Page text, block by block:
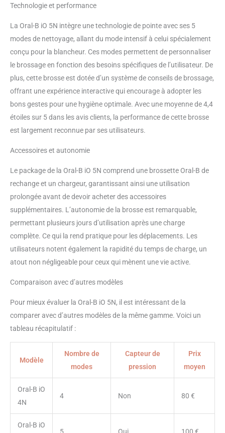
modes experts, incluant les
modes "Douceur" et "Extra-
Douceur" pour un soin sur-
mesure et un confort maximal
sur les zones les plus délicates
RECOMMANDÉE PAR LES
officiellement par les chirurgiens-
dentistes de l'Union Française
pour la Santé Bucco-Dentaire
(UFSBD) UN BROSSAGE
voyant lumineux. Des brins
neufs garantissent un brossage
dentaire et un contact plus doux
avec vos gencives UN
BROSSAGE GUIDÉ POUR UN
SOIN COMPLET : Le minuteur
respecter les recommandations
des dentistes pour un nettoyage
Technologie et performance
La Oral-B iO 5N intègre une technologie de pointe avec ses 5
modes de nettoyage, allant du mode intensif à celui spécialement
conçu pour la blancheur. Ces modes permettent de personnaliser
le brossage en fonction des besoins spécifiques de l’utilisateur. De
plus, cette brosse est dotée d’un système de conseils de brossage,
offrant une expérience interactive qui encourage à adopter les
bons gestes pour une hygiène optimale. Avec une moyenne de 4,4
étoiles sur 5 dans les avis clients, la performance de cette brosse
est largement reconnue par ses utilisateurs.
Accessoires et autonomie
Le package de la Oral-B iO 5N comprend une brossette Oral-B de
rechange et un chargeur, garantissant ainsi une utilisation
prolongée avant de devoir acheter des accessoires
supplémentaires. L’autonomie de la brosse est remarquable,
permettant plusieurs jours d’utilisation après une charge
complète. Ce qui la rend pratique pour les déplacements. Les
utilisateurs notent également la rapidité du temps de charge, un
atout non négligeable pour ceux qui mènent une vie active.
Comparaison avec d’autres modèles
Pour mieux évaluer la Oral-B iO 5N, il est intéressant de la
comparer avec d’autres modèles de la même gamme. Voici un
tableau récapitulatif :
Modèle
Nombre de
modes
Capteur de
pression
Prix
moyen
Oral-B iO
4N
4 Non 80 €
Oral-B iO